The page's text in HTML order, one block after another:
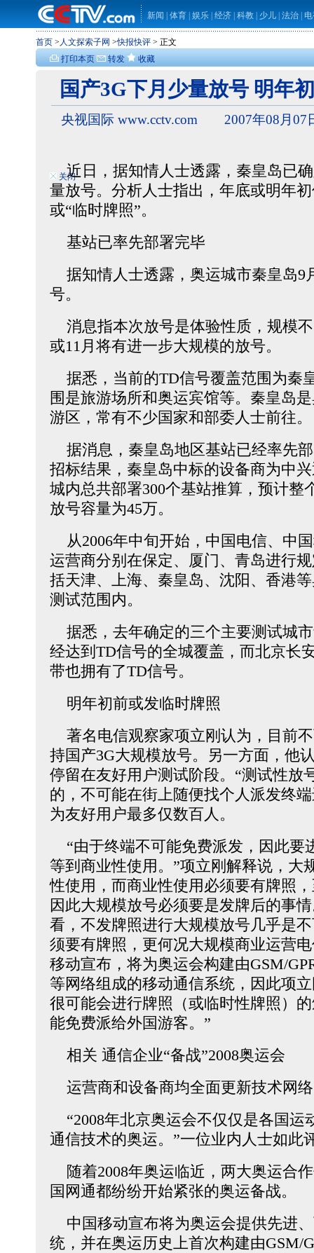
新闻 体育 娱乐 经济 科教 少儿 法治
首页 > 人文探索子网 >快报快评 > 正文
打印本页
转发 收藏
关闭
国产3G下月少量放号 明年
央视国际 www.cctv.com 2007年08月07
近日，据知情人士透露，秦皇岛已确
量放号。分析人士指出，年底或明年
或“临时牌照”。
基站已率先部署完毕
据知情人士透露，奥运城市秦皇岛9
号。
消息指本次放号是体验性质，规模
或11月将有进一步大规模的放号。
据悉，当前的TD信号覆盖范围为秦
围是旅游场所和奥运宾馆等。秦皇岛
游区，常有不少国家和部委人士前往。
据消息，秦皇岛地区基站已经率先
招标结果，秦皇岛中标的设备商为中
城内总共部署300个基站推算，预计整
放号容量为45万。
从2006年中旬开始，中国电信、中
运营商分别在保定、厦门、青岛进行
括天津、上海、秦皇岛、沈阳、香港
测试范围内。
据悉，去年确定的三个主要测试城
经达到TD信号的全城覆盖，而北京长
带也拥有了TD信号。
明年初前或发临时牌照
著名电信观察家项立刚认为，目前
持国产3G大规模放号。另一方面，他
停留在友好用户测试阶段。“测试性放
的，不可能在街上随便找个人派发终
为友好用户最多仅数百人。
“由于终端不可能免费派发，因此要
等到商业性使用。”项立刚解释说，大
性使用，而商业性使用必须要有牌照
因此大规模放号必须要是发牌后的事
看，不发牌照进行大规模放号几乎是
须要有牌照，更何况大规模商业运营
移动宣布，将为奥运会构建由GSM/
等网络组成的移动通信系统，因此项
很可能会进行牌照（或临时性牌照）
能免费派给外国游客。”
相关 通信企业“备战”2008奥运会
运营商和设备商均全面更新技术网
“2008年北京奥运会不仅仅是各国运
通信技术的奥运。”一位业内人士如此
随着2008年奥运临近，两大奥运合
国网通都纷纷开始紧张的奥运备战。
中国移动宣布将为奥运会提供先进
统，并在奥运历史上首次构建由GSM/